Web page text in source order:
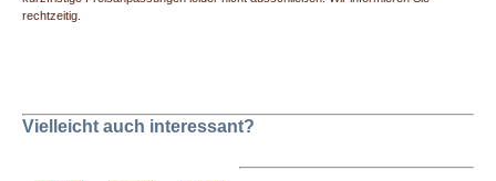
rechtzeitig.
Vielleicht auch interessant?